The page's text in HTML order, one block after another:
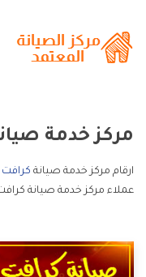
مركز خدمة
ارقام مركز خدمة صيانة كرافت
عملاء مركز خدمة صيانة